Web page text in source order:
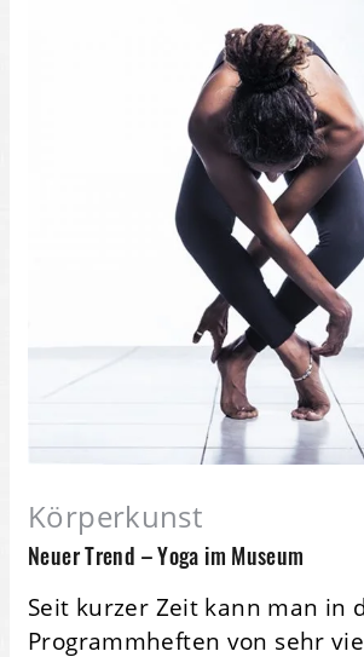
Körperkunst
Neuer Trend – Yoga im Museum
Seit kurzer Zeit kann man in
Programmheften von sehr